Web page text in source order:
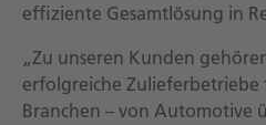
effiziente Gesamtlösung in
„Zu unseren Kunden
erfolgreiche Zulieferbetriebe
Branchen – von Automotive